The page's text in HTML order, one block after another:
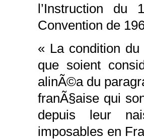
l’Instruction
Convention de
« La condition
que soient
alinÃ©a du
franÃ§aise qui
depuis leur
imposables en